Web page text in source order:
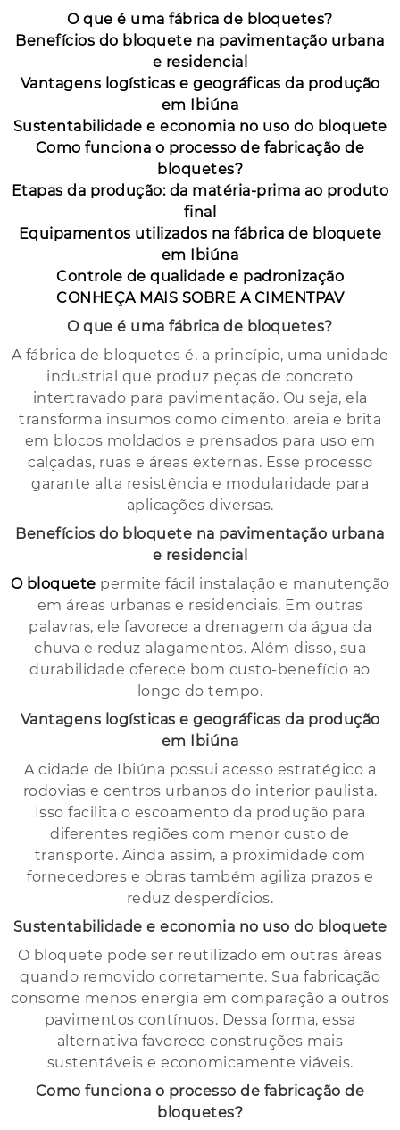
O que é uma fábrica de bloquetes?
Benefícios do bloquete na pavimentação urbana
e residencial
Vantagens logísticas e geográficas da produção
em Ibiúna
Sustentabilidade e economia no uso do bloquete
Como funciona o processo de fabricação de
bloquetes?
Etapas da produção: da matéria-prima ao produto
final
Equipamentos utilizados na fábrica de bloquete
em Ibiúna
Controle de qualidade e padronização
CONHEÇA MAIS SOBRE A CIMENTPAV
O que é uma fábrica de bloquetes?
A fábrica de bloquetes é, a princípio, uma unidade
industrial que produz peças de concreto
intertravado para pavimentação. Ou seja, ela
transforma insumos como cimento, areia e brita
em blocos moldados e prensados para uso em
calçadas, ruas e áreas externas. Esse processo
garante alta resistência e modularidade para
aplicações diversas.
Benefícios do bloquete na pavimentação urbana
e residencial
O bloquete permite fácil instalação e manutenção
em áreas urbanas e residenciais. Em outras
palavras, ele favorece a drenagem da água da
chuva e reduz alagamentos. Além disso, sua
durabilidade oferece bom custo-benefício ao
longo do tempo.
Vantagens logísticas e geográficas da produção
em Ibiúna
A cidade de Ibiúna possui acesso estratégico a
rodovias e centros urbanos do interior paulista.
Isso facilita o escoamento da produção para
diferentes regiões com menor custo de
transporte. Ainda assim, a proximidade com
fornecedores e obras também agiliza prazos e
reduz desperdícios.
Sustentabilidade e economia no uso do bloquete
O bloquete pode ser reutilizado em outras áreas
quando removido corretamente. Sua fabricação
consome menos energia em comparação a outros
pavimentos contínuos. Dessa forma, essa
alternativa favorece construções mais
sustentáveis e economicamente viáveis.
Como funciona o processo de fabricação de
bloquetes?